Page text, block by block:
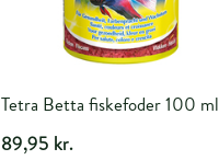
Tetra Betta fiskefoder 100 ml
89,95 kr.